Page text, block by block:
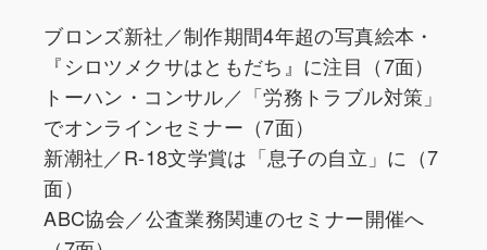
ブロンズ新社／制作期間4年超の写真絵本・
『シロツメクサはともだち』に注目（7面）
トーハン・コンサル／「労務トラブル対策」
でオンラインセミナー（7面）
新潮社／R-18文学賞は「息子の自立」に（7
面）
ABC協会／公査業務関連のセミナー開催へ